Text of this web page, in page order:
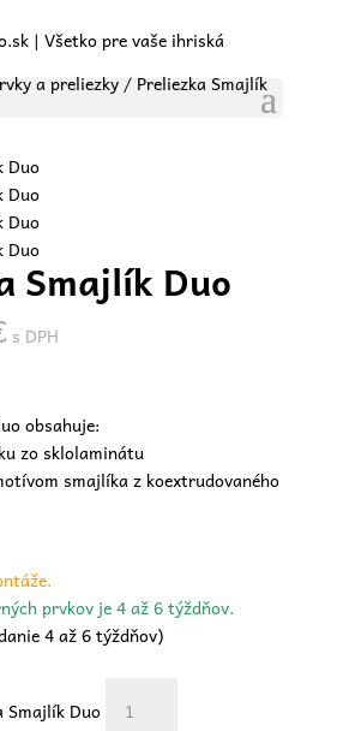
a preliezky/ Preliezka Smajlík
Smajlík Duo
s DPH
obsahuje:
zo sklolaminátu
smajlíka z koextrudovaného
prvkov je 4 až 6 týždňov.
4 až 6 týždňov)
Smajlík Duo